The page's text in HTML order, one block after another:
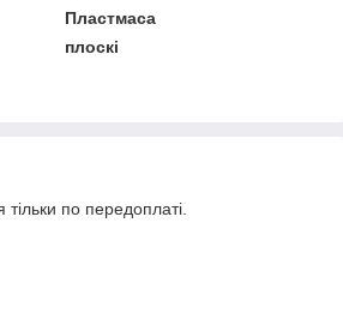
Пластмаса
плоскі
тільки по передоплаті.